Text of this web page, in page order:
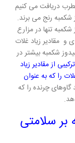
دریافت می کنیم
شکمبه رنج می برند.
شکمبه تنها در مزارع
مقادیر زیاد غلات
شکمبه بیشتر در
از مقادیر زیاد
را که به عنوان
گاوهای چرنده را که
بر سلامتی